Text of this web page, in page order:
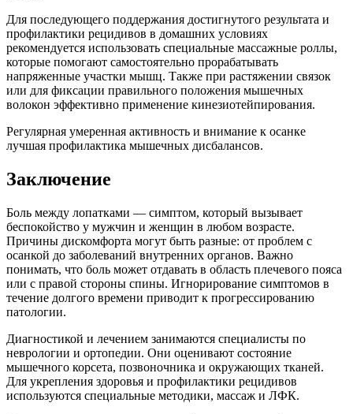
Для последующего поддержания достигнутого результата и
профилактики рецидивов в домашних условиях
рекомендуется использовать специальные массажные роллы,
которые помогают самостоятельно прорабатывать
напряженные участки мышц. Также при растяжении связок
или для фиксации правильного положения мышечных
волокон эффективно применение кинезиотейпирования.
Регулярная умеренная активность и внимание к осанке
лучшая профилактика мышечных дисбалансов.
Заключение
Боль между лопатками — симптом, который вызывает
беспокойство у мужчин и женщин в любом возрасте.
Причины дискомфорта могут быть разные: от проблем с
осанкой до заболеваний внутренних органов. Важно
понимать, что боль может отдавать в область плечевого пояса
или c правой стороны спины. Игнорирование симптомов в
течение долгого времени приводит к прогрессированию
патологии.
Диагностикой и лечением занимаются специалисты по
неврологии и ортопедии. Они оценивают состояние
мышечного корсета, позвоночника и окружающих тканей.
Для укрепления здоровья и профилактики рецидивов
используются специальные методики, массаж и ЛФК.